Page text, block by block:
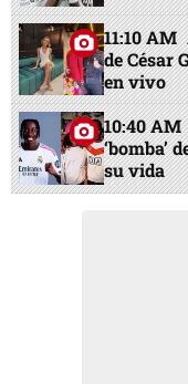
11:10 AM
de César
en vivo
10:40 AM
‘bomba’
su vida